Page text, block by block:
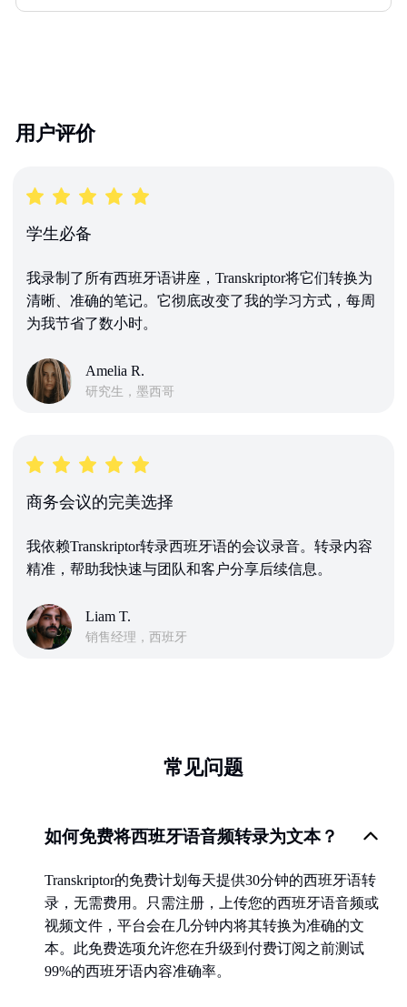
用户评价
学生必备
我录制了所有西班牙语讲座，Transkriptor将它们转换为
清晰、准确的笔记。它彻底改变了我的学习方式，每周
为我节省了数小时。
Amelia R.
研究生，墨西哥
商务会议的完美选择
我依赖Transkriptor转录西班牙语的会议录音。转录内容
精准，帮助我快速与团队和客户分享后续信息。
Liam T.
销售经理，西班牙
常见问题
如何免费将西班牙语音频转录为文本？
Transkriptor的免费计划每天提供30分钟的西班牙语转
录，无需费用。只需注册，上传您的西班牙语音频或
视频文件，平台会在几分钟内将其转换为准确的文
本。此免费选项允许您在升级到付费订阅之前测试
99%的西班牙语内容准确率。